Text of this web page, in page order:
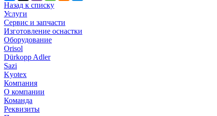
Назад к списку
Услуги
Сервис и запчасти
Изготовление оснастки
Оборудование
Orisol
Dürkopp Adler
Sazi
Kyotex
Компания
О компании
Команда
Реквизиты